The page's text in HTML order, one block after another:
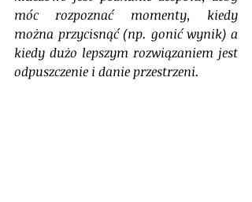
móc rozpoznać momenty, kiedy
można przycisnąć (np. gonić wynik) a
kiedy dużo lepszym rozwiązaniem jest
odpuszczenie i danie przestrzeni.